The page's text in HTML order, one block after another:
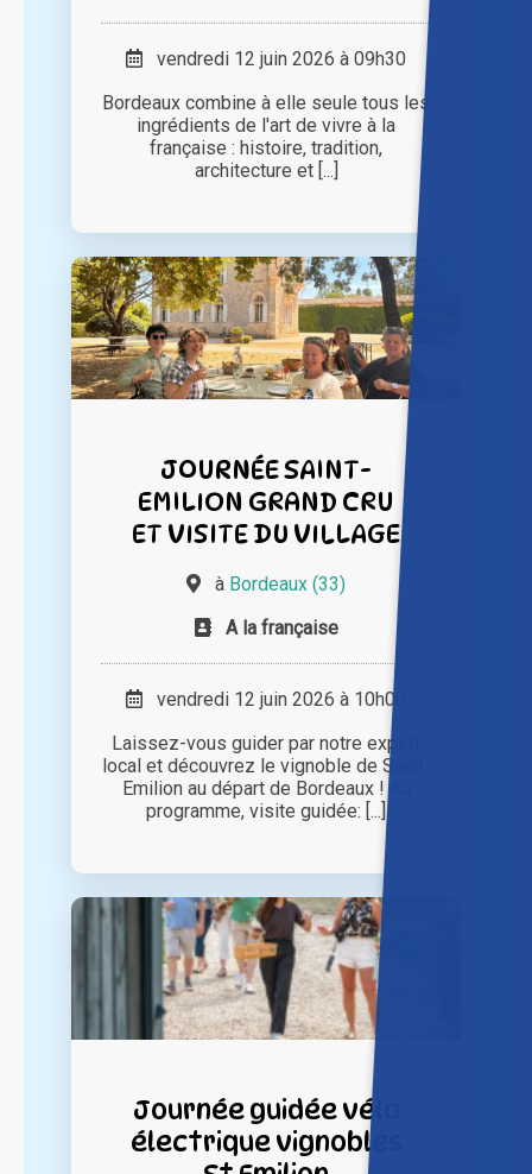
vendredi 12 juin 2026 à 09h30
Bordeaux combine à elle seule tous les
ingrédients de l'art de vivre à la
française : histoire, tradition,
architecture et [...]
JOURNÉE SAINT-
EMILION GRAND CRU
ET VISITE DU VILLAGE
à Bordeaux (33)
A la française
vendredi 12 juin 2026 à 10h00
Laissez-vous guider par notre expert
local et découvrez le vignoble de Saint-
Emilion au départ de Bordeaux ! Au
programme, visite guidée: [...]
Journée guidée vélo
électrique vignobles